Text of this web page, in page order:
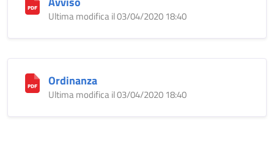
Ultima modifica il 03/04/2020 18:40
Ordinanza
Ultima modifica il 03/04/2020 18:40